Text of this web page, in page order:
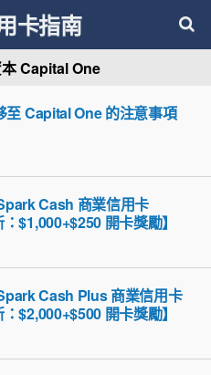
卡指南
Capital One
Capital One 的注意事項
Cash 商業信用卡
：$1,000+$250 開卡獎勵】
Cash Plus 商業信用卡
：$2,000+$500 開卡獎勵】